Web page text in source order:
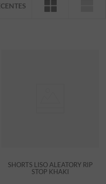
SHORTS LISO ALEATORY RIP
STOP KHAKI